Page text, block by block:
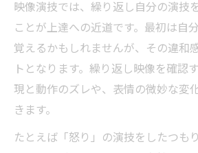
映像演技では、繰り返し自分の演技
ことが上達への近道です。最初は自
覚えるかもしれませんが、その違和
トとなります。繰り返し映像を確認
現と動作のズレや、表情の微妙な変
きます。
たとえば「怒り」の演技をしたつも